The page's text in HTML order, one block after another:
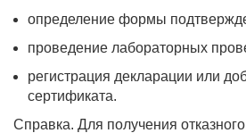
определение формы
проведение лабораторных
регистрация декларации или
сертификата.
Справка. Для получения